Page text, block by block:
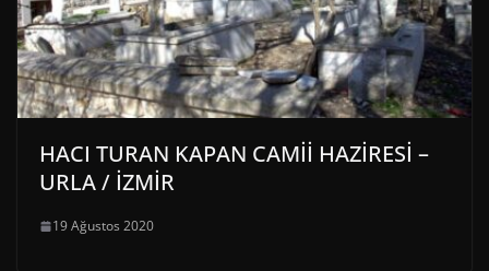
HACI TURAN KAPAN CAMİİ HAZİRESİ –
URLA / İZMİR
19 Ağustos 2020